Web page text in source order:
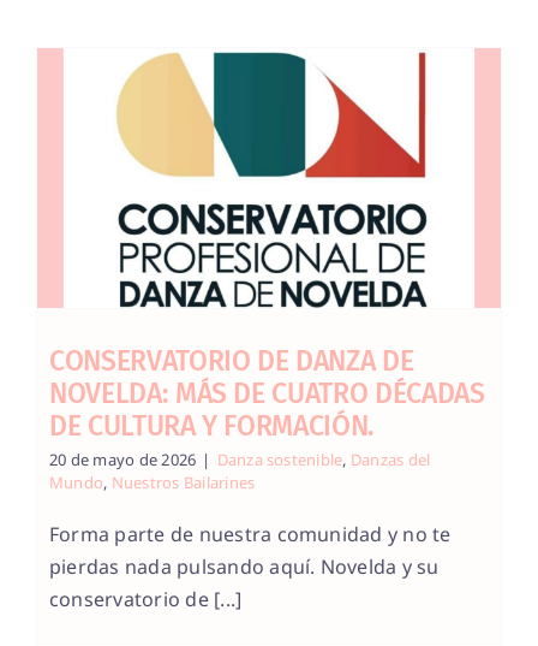
CONSERVATORIO DE DANZA DE
NOVELDA: MÁS DE CUATRO DÉCADAS
DE CULTURA Y FORMACIÓN.
20 de mayo de 2026 | Danza sostenible, Danzas del
Mundo, Nuestros Bailarines
Forma parte de nuestra comunidad y no te
pierdas nada pulsando aquí. Novelda y su
conservatorio de [...]